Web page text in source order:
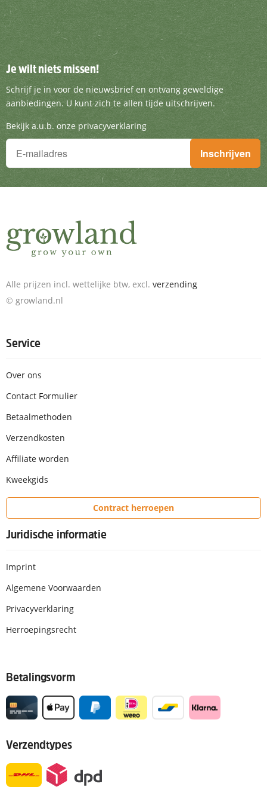
Je wilt niets missen!
Schrijf je in voor de nieuwsbrief en ontvang
Je wilt niets missen!
Schrijf je in voor de nieuwsbrief en ontvang geweldige
aanbiedingen. U kunt zich te allen tijde uitschrijven.
Bekijk a.u.b. onze privacyverklaring
Je wilt niets missen!
Schrijf je in voor de nieuwsbrief en ontvang geweldige
Inschrijven
Alle prijzen incl. wettelijke btw, excl. verzending
© growland.nl
Service
Over ons
Contact Formulier
Betaalmethoden
Verzendkosten
Affiliate worden
Kweekgids
Contract herroepen
Juridische informatie
Imprint
Algemene Voorwaarden
Privacyverklaring
Herroepingsrecht
Betalingsvorm
Verzendtypes